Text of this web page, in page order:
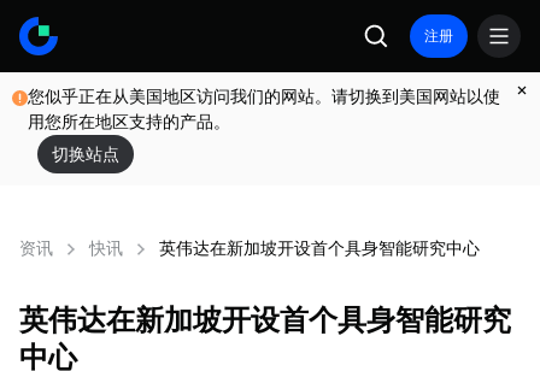
注册
您似乎正在从美国地区访问我们的网站。请切换到美国网站以使
用您所在地区支持的产品。
切换站点
资讯 快讯 英伟达在新加坡开设首个具身智能研究中心
英伟达在新加坡开设首个具身智能研究
中心